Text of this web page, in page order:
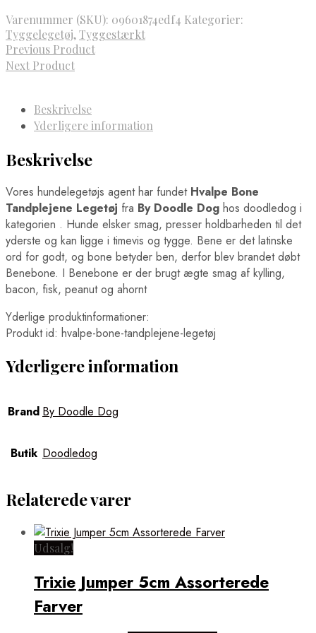
119,00 kr..89,25 kr..
Varenummer (SKU): 09601874edf4 Kategorier:
Tyggelegetøj,Tyggestærkt
Previous Product
Next Product
Beskrivelse
Yderligere information
Beskrivelse
Vores hundelegetøjs agent har fundet Hvalpe Bone
Tandplejene Legetøj fra By Doodle Dog hos doodledog i
kategorien . Hunde elsker smag, presser holdbarheden til det
yderste og kan ligge i timevis og tygge. Bene er det latinske
ord for godt, og bone betyder ben, derfor blev brandet døbt
Benebone. I Benebone er der brugt ægte smag af kylling,
bacon, fisk, peanut og ahornt
Yderlige produktinformationer:
Produkt id: hvalpe-bone-tandplejene-legetøj
Yderligere information
Brand By Doodle Dog
Butik Doodledog
Relaterede varer
Udsalg!
Trixie Jumper 5cm Assorterede
Farver